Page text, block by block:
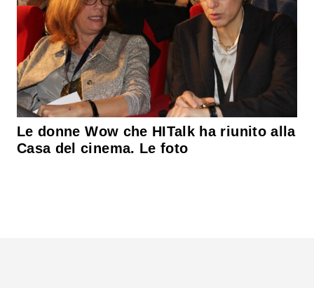
Le donne Wow che HITalk ha riunito alla
Casa del cinema. Le foto